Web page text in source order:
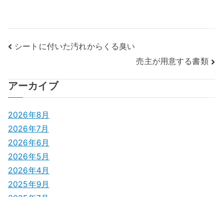
投
ナ
ビ
ゲ
ー
シ
ョ
シートに付いた汚れからくる臭い
売主が用意する書類
アーカイブ
2026年8月
2026年7月
2026年6月
2026年5月
2026年4月
2025年9月